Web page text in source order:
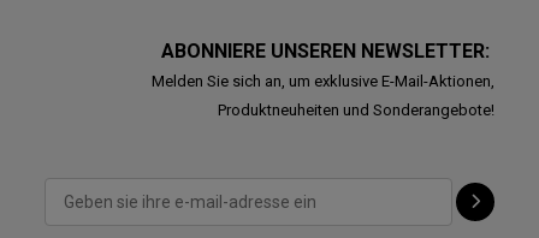
ABONNIERE UNSEREN NEWSLETTER:
Melden Sie sich an, um exklusive E-Mail-Aktionen,
Produktneuheiten und Sonderangebote!